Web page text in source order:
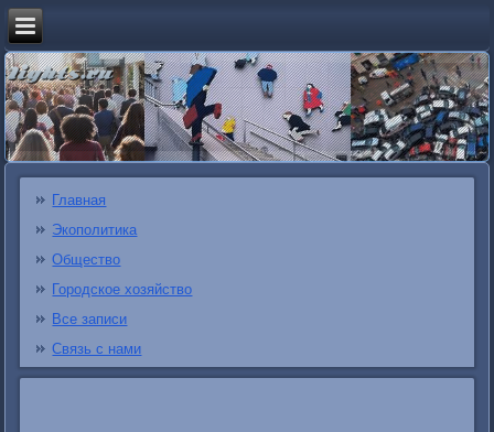
Главная
Экополитика
Общество
Городское хозяйство
Все записи
Связь с нами